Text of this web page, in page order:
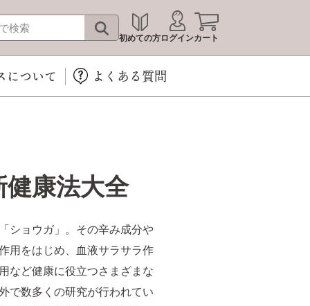
初めての方ログインカート
について よくある質問
康法大全
ショウガ」。その辛み成分や
用をはじめ、血液サラサラ作
など健康に役立つさまざまな
で数多くの研究が行われてい